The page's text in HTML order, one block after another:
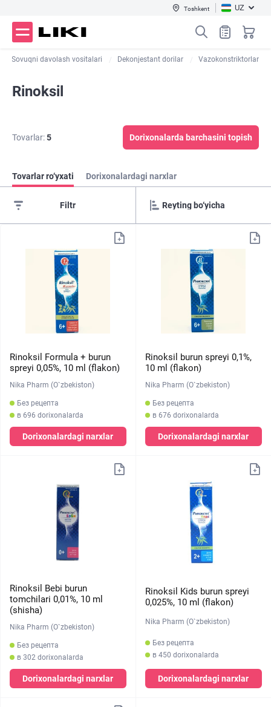
Toshkent UZ
Sovuqni davolash vositalari Dekonjestant dorilar Vazokonstriktorlar
Rinoksil
Tovarlar:5 Dorixonalarda barchasini topish
Tovarlar ro‘yxati Dorixonalardagi narxlar
Filtr
Rinoksil Formula + burun
spreyi 0,05%, 10 ml (flakon)
Nika Pharm (O`zbekiston)
Без рецепта
в 696 dorixonalarda
Dorixonalardagi narxlar
Rinoksil burun spreyi 0,1%,
10 ml (flakon)
Nika Pharm (O`zbekiston)
Без рецепта
в 676 dorixonalarda
Dorixonalardagi narxlar
Rinoksil Bebi burun
tomchilari 0,01%, 10 ml
(shisha)
Nika Pharm (O`zbekiston)
Без рецепта
в 302 dorixonalarda
Dorixonalardagi narxlar
Rinoksil Kids burun spreyi
0,025%, 10 ml (flakon)
Nika Pharm (O`zbekiston)
Без рецепта
в 450 dorixonalarda
Dorixonalardagi narxlar